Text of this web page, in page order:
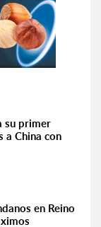
su primer
a China con
en Reino